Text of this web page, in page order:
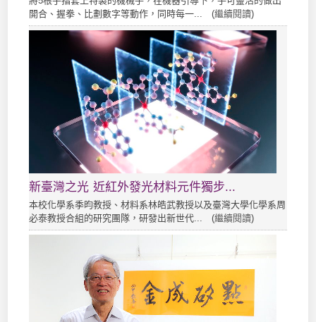
開合、握拳、比劃數字等動作，同時每一... (繼續閱讀)
新臺灣之光 近紅外發光材料元件獨步...
本校化學系季昀教授、材料系林皓武教授以及臺灣大學化學系周
必泰教授合組的研究團隊，研發出新世代... (繼續閱讀)